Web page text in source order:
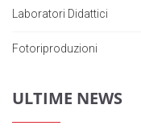
Laboratori Didattici
Fotoriproduzioni
ULTIME NEWS